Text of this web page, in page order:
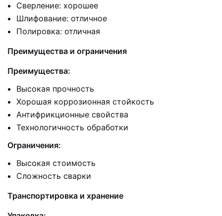
Сверление: хорошее
Шлифование: отличное
Полировка: отличная
Преимущества и ограничения
Преимущества:
Высокая прочность
Хорошая коррозионная стойкость
Антифрикционные свойства
Технологичность обработки
Ограничения:
Высокая стоимость
Сложность сварки
Транспортировка и хранение